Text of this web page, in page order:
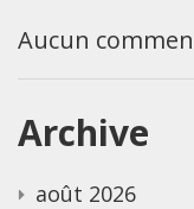
Aucun
Archive
août 2026